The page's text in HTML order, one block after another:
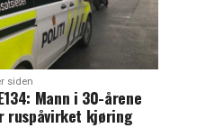
siden
Mann i 30-årene
ruspåvirket kjøring